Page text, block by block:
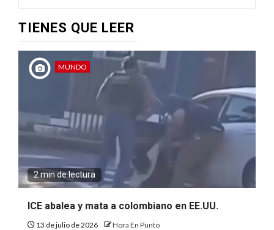
TIENES QUE LEER
MUNDO
2 min de lectura
ICE abalea y mata a colombiano en EE.UU.
13 de julio de 2026 Hora En Punto